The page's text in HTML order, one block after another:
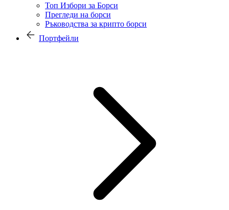
Топ Избори за Борси
Прегледи на борси
Ръководства за крипто борси
Портфейли